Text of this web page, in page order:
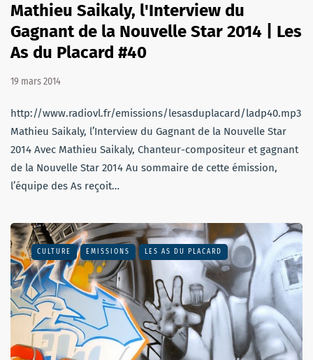
Mathieu Saikaly, l'Interview du
Gagnant de la Nouvelle Star 2014 | Les
As du Placard #40
19 mars 2014
http://www.radiovl.fr/emissions/lesasduplacard/ladp40.mp3
Mathieu Saikaly, l’Interview du Gagnant de la Nouvelle Star
2014 Avec Mathieu Saikaly, Chanteur-compositeur et gagnant
de la Nouvelle Star 2014 Au sommaire de cette émission,
l’équipe des As reçoit…
CULTURE EMISSIONS LES AS DU PLACARD